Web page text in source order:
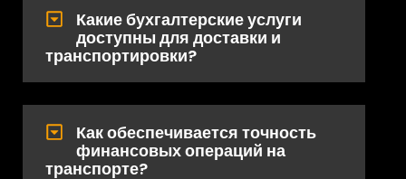
Какие бухгалтерские услуги
доступны для доставки и
транспортировки?
Как обеспечивается точность
финансовых операций на
транспорте?